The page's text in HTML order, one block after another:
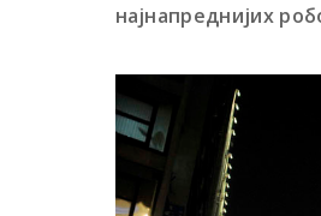
најнапреднијих